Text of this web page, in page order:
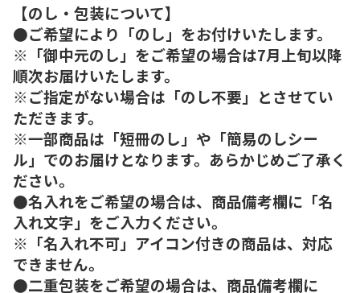
【のし・包装について】
●ご希望により「のし」をお付けいたします。
※「御中元のし」をご希望の場合は7月上旬以降
順次お届けいたします。
※ご指定がない場合は「のし不要」とさせてい
ただきます。
※一部商品は「短冊のし」や「簡易のしシー
ル」でのお届けとなります。あらかじめご了承く
ださい。
●名入れをご希望の場合は、商品備考欄に「名
入れ文字」をご入力ください。
※「名入れ不可」アイコン付きの商品は、対応
できません。
●二重包装をご希望の場合は、商品備考欄に